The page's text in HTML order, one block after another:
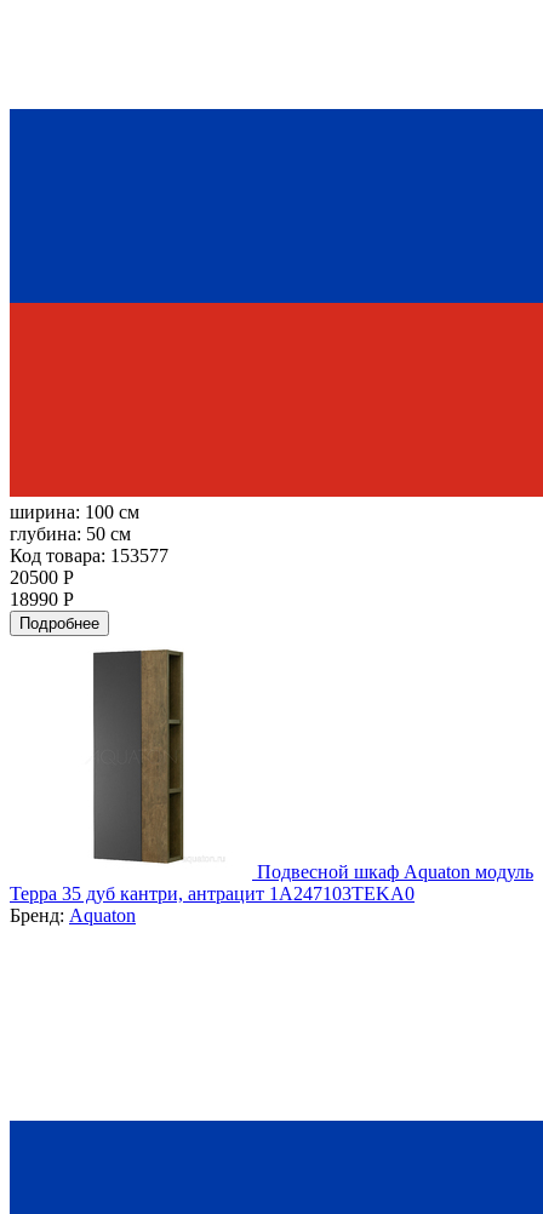
ширина: 100 см
глубина: 50 см
Код товара: 153577
20500 Р
18990 Р
Подробнее
Подвесной шкаф Aquaton модуль
Терра 35 дуб кантри, антрацит 1A247103TEKA0
Бренд: Aquaton